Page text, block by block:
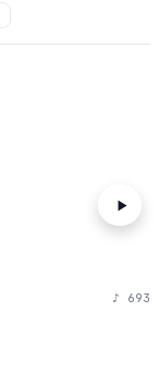
♪ 693